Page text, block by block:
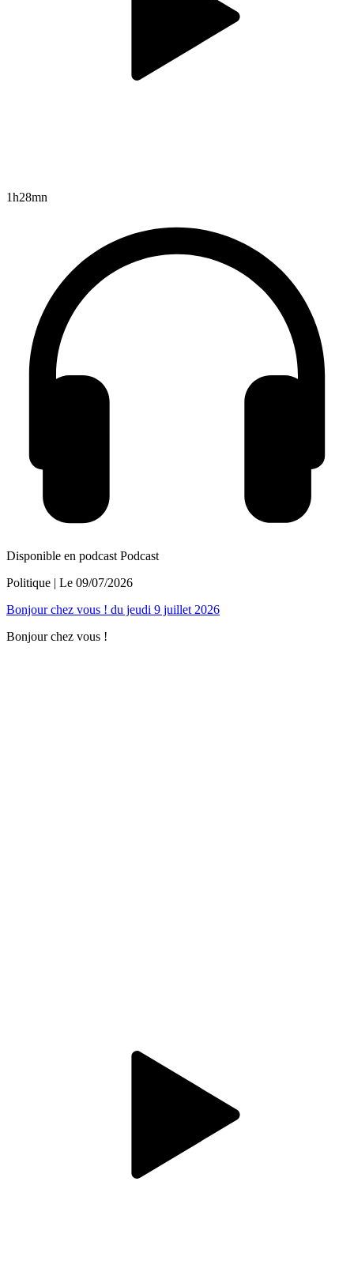
1h28mn
Disponible en podcast Podcast
Politique | Le 09/07/2026
Bonjour chez vous ! du jeudi 9 juillet 2026
Bonjour chez vous !